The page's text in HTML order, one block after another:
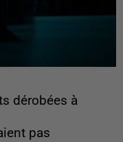
dérobées à
pas